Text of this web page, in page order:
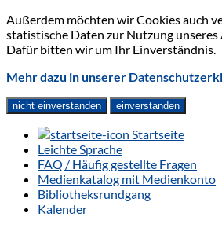
Außerdem möchten wir Cookies auch
statistische Daten zur Nutzung unseres
Dafür bitten wir um Ihr Einverständnis.
Mehr dazu in unserer
nicht einverstanden einverstanden
Startseite
Leichte Sprache
FAQ / Häufig gestellte Fragen
Medienkatalog mit Medienkonto
Bibliotheksrundgang
Kalender